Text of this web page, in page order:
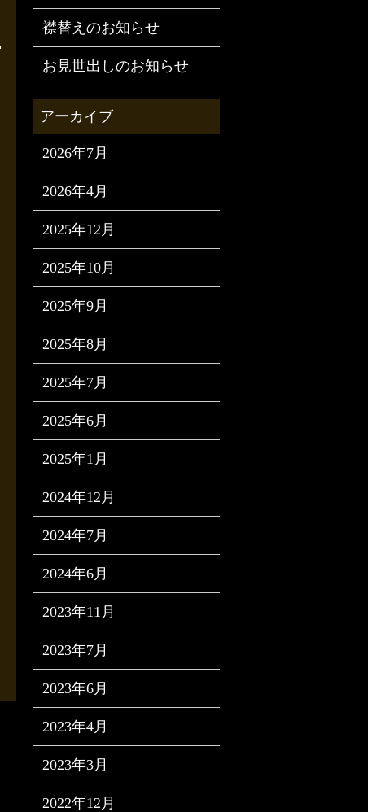
襟替えのお知らせ
お見世出しのお知らせ
2026年7月
2026年4月
2025年12月
2025年10月
2025年9月
2025年8月
2025年7月
2025年6月
2025年1月
2024年12月
2024年7月
2024年6月
2023年11月
2023年7月
2023年6月
2023年4月
2023年3月
2022年12月